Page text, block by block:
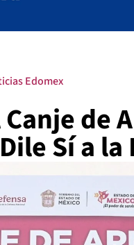
Edomex
de
Sí a la